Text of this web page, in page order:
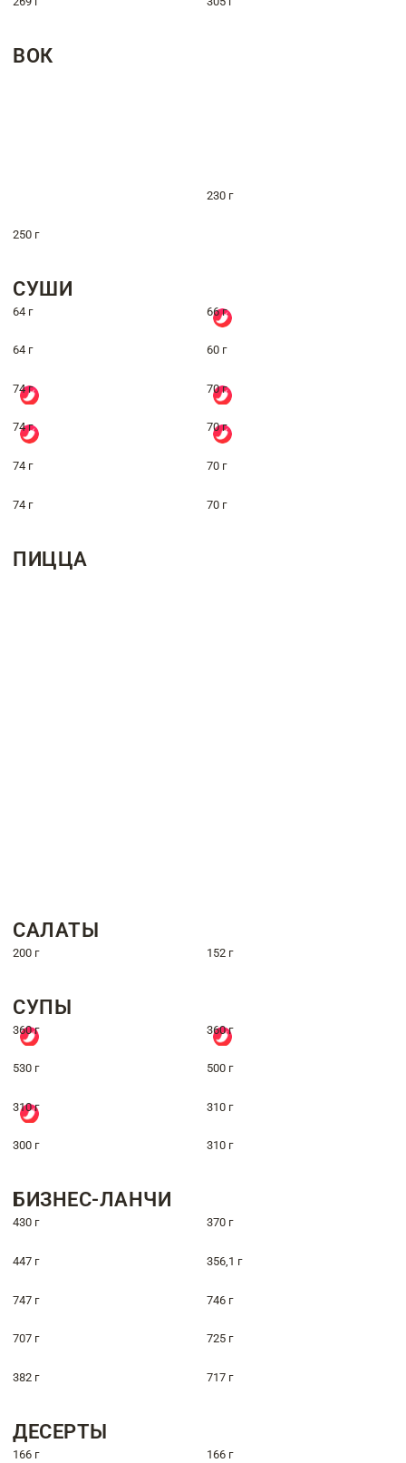
ВОК
230 г
250 г
СУШИ
64 г 66 г
64 г 60 г
74 г 70 г
74 г 70 г
74 г 70 г
74 г 70 г
ПИЦЦА
САЛАТЫ
200 г 152 г
СУПЫ
360 г 360 г
530 г 500 г
310 г 310 г
300 г 310 г
БИЗНЕС-ЛАНЧИ
430 г 370 г
447 г 356,1 г
747 г 746 г
707 г 725 г
382 г 717 г
ДЕСЕРТЫ
166 г 166 г